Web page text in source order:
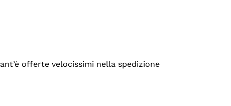
offerte velocissimi nella spedizione